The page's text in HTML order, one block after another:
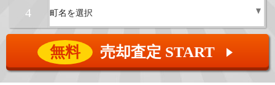
4
無料 売却査定 START ▲